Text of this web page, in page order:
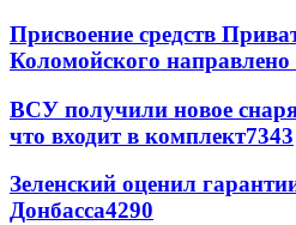
Присвоение средств
Коломойского направлено
ВСУ получили новое
что входит в комплект7343
Зеленский оценил
Донбасса4290